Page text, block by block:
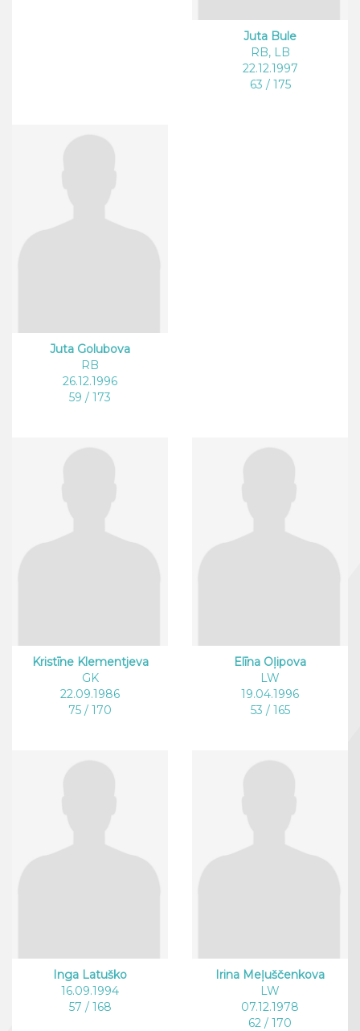
Juta Bule
RB, LB
22.12.1997
63 / 175
Juta Golubova
RB
26.12.1996
59 / 173
Kristīne Klementjeva
GK
22.09.1986
75 / 170
Elīna Oļipova
LW
19.04.1996
53 / 165
Inga Latuško
16.09.1994
57 / 168
Irina Meļuščenkova
LW
07.12.1978
62 / 170